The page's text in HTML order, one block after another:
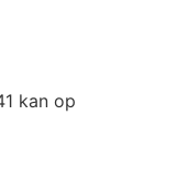
kan op